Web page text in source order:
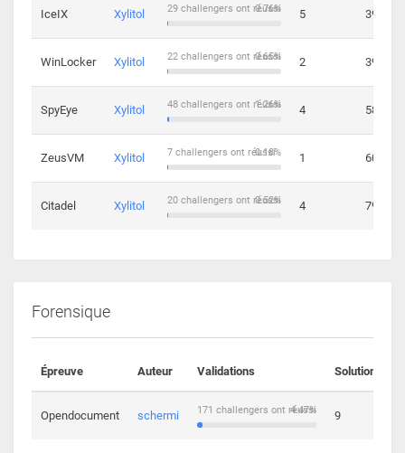
IceIX Xylitol 0.76%
29 challengers ont réussi 5 39
WinLocker Xylitol 0.65%
22 challengers ont réussi 2 39
SpyEye Xylitol 1.26%
48 challengers ont réussi 4 58
ZeusVM Xylitol 0.18%
7 challengers ont réussi 1 60
Citadel Xylitol 0.52%
20 challengers ont réussi 4 79
Forensique
Épreuve Auteur Validations Solutions
Opendocument schermi 4.47%
171 challengers ont réussi 9